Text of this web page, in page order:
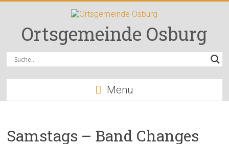
springenOrtsgemeinde Osburg
Menü
Samstags – Band Changes